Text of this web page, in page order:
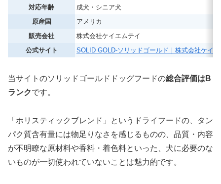
対応年齢
成犬・シニア犬
原産国
アメリカ
販売会社
株式会社ケイエムテイ
公式サイト
SOLID GOLD-ソリッドゴールド｜株式会社ケイ
当サイトのソリッドゴールドドッグフードの総合評価はB
ランクです。
「ホリスティックブレンド」というドライフードの、タン
パク質含有量には物足りなさを感じるものの、品質・内容
が不明瞭な原材料や香料・着色料といった、犬に必要のな
いものが一切使われていないことは魅力的です。